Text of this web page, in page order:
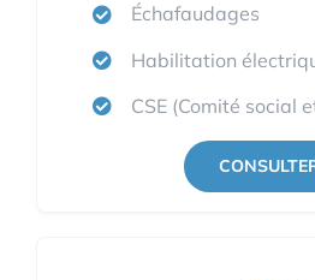
Échafaudages
Habilitation
CSE (Comité social